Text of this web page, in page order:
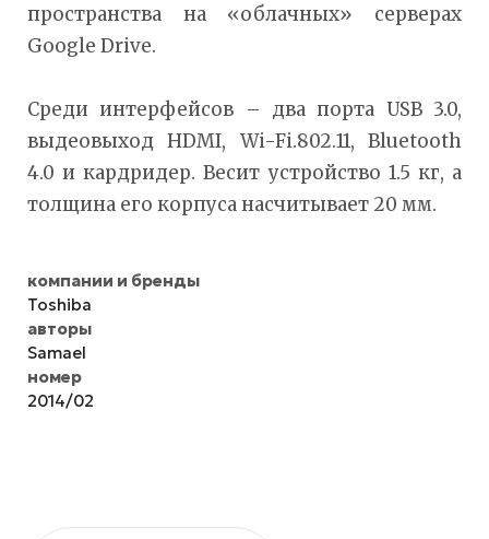
пространства на «облачных» серверах
Google Drive.
Среди интерфейсов – два порта USB 3.0,
выдеовыход HDMI, Wi-Fi.802.11, Bluetooth
4.0 и кардридер. Весит устройство 1.5 кг, а
толщина его корпуса насчитывает 20 мм.
компании и бренды
Toshiba
авторы
Samael
номер
2014/02